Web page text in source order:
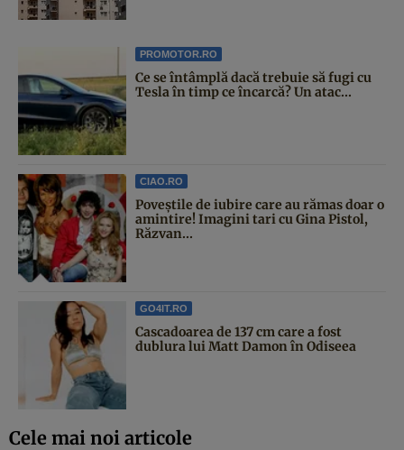
PROMOTOR.RO
Ce se întâmplă dacă trebuie să fugi cu
Tesla în timp ce încarcă? Un atac...
CIAO.RO
Poveştile de iubire care au rămas doar o
amintire! Imagini tari cu Gina Pistol,
Răzvan...
GO4IT.RO
Cascadoarea de 137 cm care a fost
dublura lui Matt Damon în Odiseea
Cele mai noi articole